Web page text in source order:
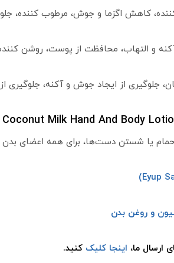
کاهش اگزما و جوش، مرطوب کننده،
و التهاب، محافظت از پوست، روشن
جلوگیری از ایجاد جوش و آکنه،
حمام یا شستن دست‌ها، برای همه اعضای
و روغن بدن
ارسال ما، اینجا کلیک کنید.